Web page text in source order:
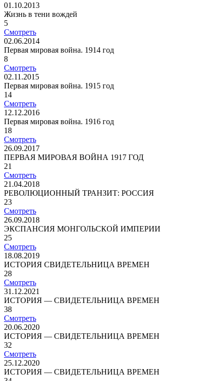
01.10.2013
Жизнь в тени вождей
5
Смотреть
02.06.2014
Первая мировая война. 1914 год
8
Смотреть
02.11.2015
Первая мировая война. 1915 год
14
Смотреть
12.12.2016
Первая мировая война. 1916 год
18
Смотреть
26.09.2017
ПЕРВАЯ МИРОВАЯ ВОЙНА 1917 ГОД
21
Смотреть
21.04.2018
РЕВОЛЮЦИОННЫЙ ТРАНЗИТ: РОССИЯ
23
Смотреть
26.09.2018
ЭКСПАНСИЯ МОНГОЛЬСКОЙ ИМПЕРИИ
25
Смотреть
18.08.2019
ИСТОРИЯ СВИДЕТЕЛЬНИЦА ВРЕМЕН
28
Смотреть
31.12.2021
ИСТОРИЯ — СВИДЕТЕЛЬНИЦА ВРЕМЕН
38
Смотреть
20.06.2020
ИСТОРИЯ — СВИДЕТЕЛЬНИЦА ВРЕМЕН
32
Смотреть
25.12.2020
ИСТОРИЯ — СВИДЕТЕЛЬНИЦА ВРЕМЕН